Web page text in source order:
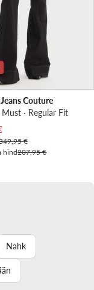
Couture
Must · Regular Fit
hind
€
hind207,95 €
Nahk